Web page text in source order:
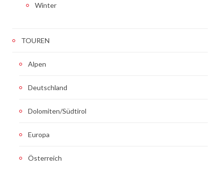
Winter
TOUREN
Alpen
Deutschland
Dolomiten/Südtirol
Europa
Österreich